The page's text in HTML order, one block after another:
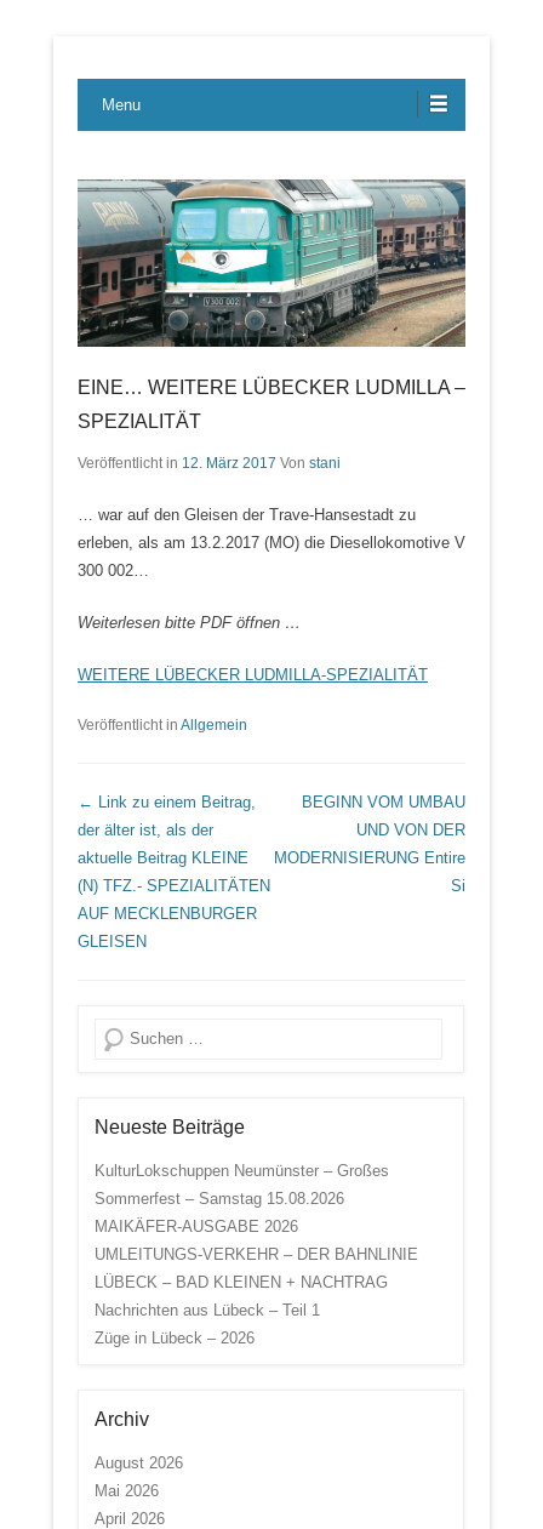
LBE-Express
Menu
EINE… WEITERE LÜBECKER LUDMILLA –
SPEZIALITÄT
Veröffentlicht in 12. März 2017 Von stani
… war auf den Gleisen der Trave-Hansestadt zu
erleben, als am 13.2.2017 (MO) die Diesellokomotive V
300 002…
Weiterlesen bitte PDF öffnen …
WEITERE LÜBECKER LUDMILLA-SPEZIALITÄT
Veröffentlicht in Allgemein
Beitrags Übersicht
← Link zu einem Beitrag,
der älter ist, als der
aktuelle Beitrag KLEINE
(N) TFZ.- SPEZIALITÄTEN
AUF MECKLENBURGER
GLEISEN
BEGINN VOM UMBAU
UND VON DER
MODERNISIERUNG Entire
Si
Suche
Neueste Beiträge
KulturLokschuppen Neumünster – Großes
Sommerfest – Samstag 15.08.2026
MAIKÄFER-AUSGABE 2026
UMLEITUNGS-VERKEHR – DER BAHNLINIE
LÜBECK – BAD KLEINEN + NACHTRAG
Nachrichten aus Lübeck – Teil 1
Züge in Lübeck – 2026
Archiv
August 2026
Mai 2026
April 2026